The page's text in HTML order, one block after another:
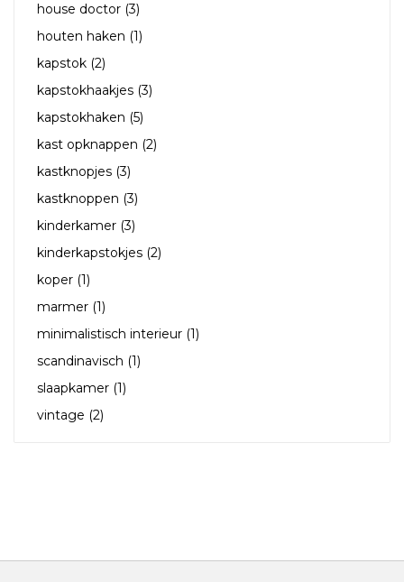
house doctor (3)
houten haken (1)
kapstok (2)
kapstokhaakjes (3)
kapstokhaken (5)
kast opknappen (2)
kastknopjes (3)
kastknoppen (3)
kinderkamer (3)
kinderkapstokjes (2)
koper (1)
marmer (1)
minimalistisch interieur (1)
scandinavisch (1)
slaapkamer (1)
vintage (2)